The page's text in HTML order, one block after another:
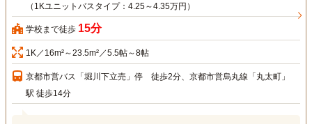
（1Kユニットバスタイプ：4.25～4.35万円）
学校まで徒歩 15分
1K／16m²～23.5m²／5.5帖～8帖
京都市営バス「堀川下立売」停 徒歩2分、京都市営烏丸線「丸太町」
駅 徒歩14分